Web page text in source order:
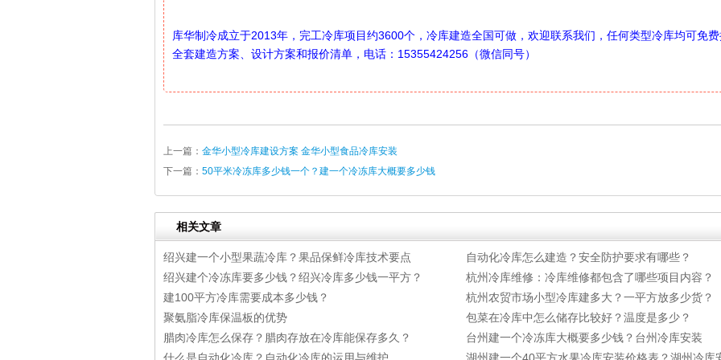
库华制冷成立于2013年，完工冷库项目约3600个，冷库建造全国可做，欢迎联系我们，任何类型冷库均可免
全套建造方案、设计方案和报价清单，电话：15355424256（微信同号）
上一篇： 金华小型冷库建设方案 金华小型食品冷库安装
下一篇： 50平米冷冻库多少钱一个？建一个冷冻库大概要多少钱
相关文章
绍兴建一个小型果蔬冷库？果品保鲜冷库技术要点
自动化冷库怎么建造？安全防护要求有哪些？
绍兴建个冷冻库要多少钱？绍兴冷库多少钱一平方？
杭州冷库维修：冷库维修都包含了哪些项目内容？
建100平方冷库需要成本多少钱？
杭州农贸市场小型冷库建多大？一平方放多少货？
聚氨脂冷库保温板的优势
包菜在冷库中怎么储存比较好？温度是多少？
腊肉冷库怎么保存？腊肉存放在冷库能保存多久？
台州建一个冷冻库大概要多少钱？台州冷库安装